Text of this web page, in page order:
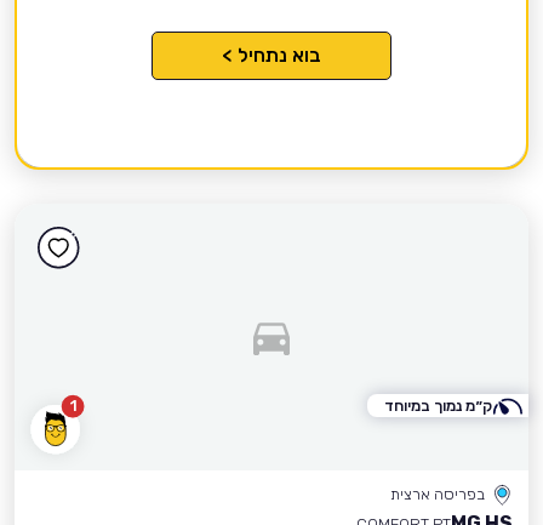
בוא נתחיל >
1
בפריסה ארצית
ק״מ נמוך במיוחד